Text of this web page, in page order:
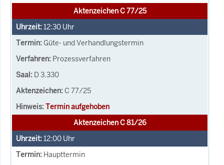
Aktenzeichen C 77/25
12:30 Uhr
Güte- und Verhandlungstermin
Prozessverfahren
D 3.330
C 77/25
Termin aufgehoben
Aktenzeichen C 81/26
12:00 Uhr
Haupttermin